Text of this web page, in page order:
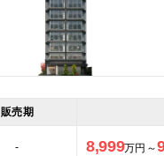
販売期
- 8,999万円～